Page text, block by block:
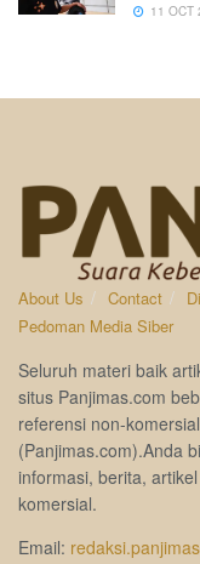
11 OCT
About Us Contact
Pedoman Media Siber
Seluruh materi baik
situs Panjimas.com
referensi non-
(Panjimas.com).Anda
informasi, berita,
komersial.
Email: